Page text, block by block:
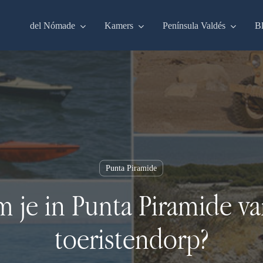
del Nómade Kamers Península Valdés
Punta Piramide
je in Punta Piramide
toeristendorp?